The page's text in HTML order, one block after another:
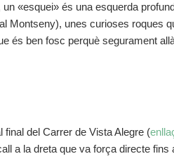
«esquei» és una esquerda
Montseny), unes curioses roques
és ben fosc perquè segurament
del Carrer de Vista Alegre (
a la dreta que va força directe fins